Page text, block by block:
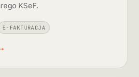
KSeF.
E-FAKTURACJA
→